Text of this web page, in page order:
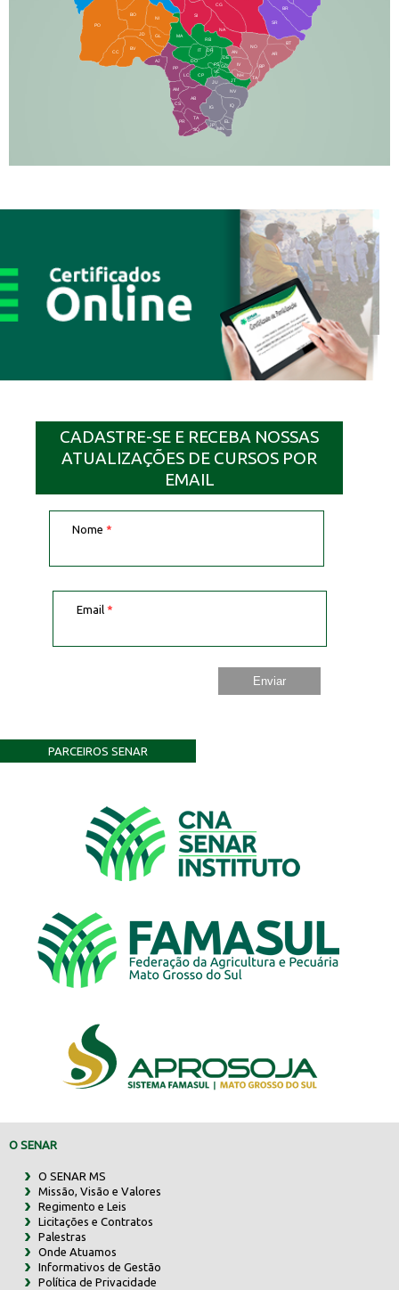
BR
SR
BT
AR
CG
SI
NA
TA
NH
JT
RB
MA
IT
DR
DO
CP
JU
NV
IQ
EL
BO
NI
JD
PO
BV
CC
PP
AJ
LC
AM
AB
JP
CS
PR
TA
SQ
IG
MN
NO
BP
GL
AN
IV
FS
VC
GD
DE
CADASTRE-SE E RECEBA NOSSAS
ATUALIZAÇÕES DE CURSOS POR
EMAIL
Nome *
Email *
PARCEIROS SENAR
O SENAR
O SENAR MS
Missão, Visão e Valores
Regimento e Leis
Licitações e Contratos
Palestras
Onde Atuamos
Informativos de Gestão
Política de Privacidade